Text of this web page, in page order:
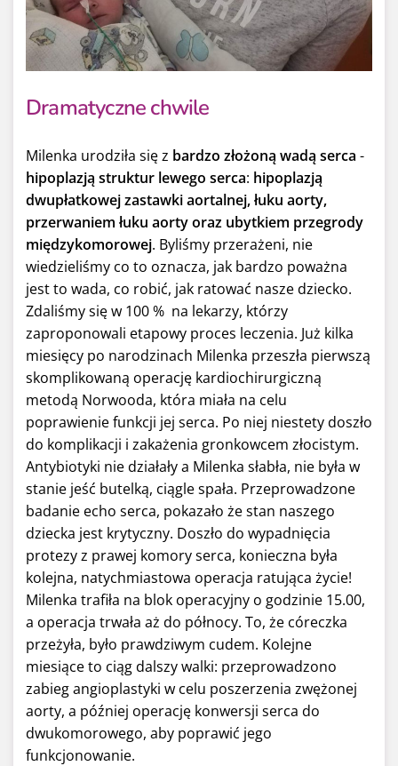
Dramatyczne chwile
Milenka urodziła się z bardzo złożoną wadą serca -
hipoplazją struktur lewego serca: hipoplazją
dwupłatkowej zastawki aortalnej, łuku aorty,
przerwaniem łuku aorty oraz ubytkiem przegrody
międzykomorowej. Byliśmy przerażeni, nie
wiedzieliśmy co to oznacza, jak bardzo poważna
jest to wada, co robić, jak ratować nasze dziecko.
Zdaliśmy się w 100 % na lekarzy, którzy
zaproponowali etapowy proces leczenia. Już kilka
miesięcy po narodzinach Milenka przeszła pierwszą
skomplikowaną operację kardiochirurgiczną
metodą Norwooda, która miała na celu
poprawienie funkcji jej serca. Po niej niestety doszło
do komplikacji i zakażenia gronkowcem złocistym.
Antybiotyki nie działały a Milenka słabła, nie była w
stanie jeść butelką, ciągle spała. Przeprowadzone
badanie echo serca, pokazało że stan naszego
dziecka jest krytyczny. Doszło do wypadnięcia
protezy z prawej komory serca, konieczna była
kolejna, natychmiastowa operacja ratująca życie!
Milenka trafiła na blok operacyjny o godzinie 15.00,
a operacja trwała aż do północy. To, że córeczka
przeżyła, było prawdziwym cudem. Kolejne
miesiące to ciąg dalszy walki: przeprowadzono
zabieg angioplastyki w celu poszerzenia zwężonej
aorty, a później operację konwersji serca do
dwukomorowego, aby poprawić jego
funkcjonowanie.